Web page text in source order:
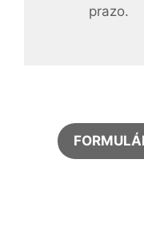
prazo.